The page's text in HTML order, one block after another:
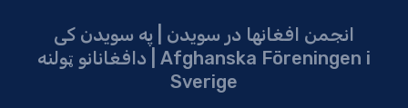
انجمن افغانها در سویدن | په سویدن کی
دافغانانو ټولنه | Afghanska Föreningen i
Sverige